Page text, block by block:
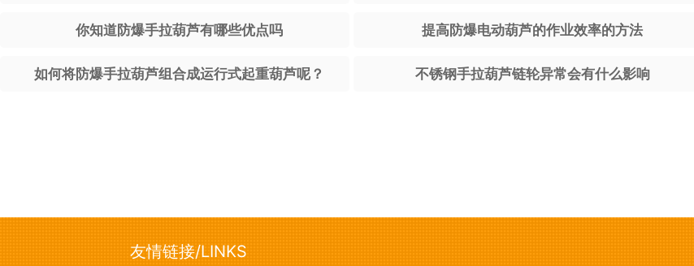
你知道防爆手拉葫芦有哪些优点吗 提高防爆电动葫芦的作业效率的方法
如何将防爆手拉葫芦组合成运行式起重葫芦呢？ 不锈钢手拉葫芦链轮异常会有什么影响
友情链接/LINKS